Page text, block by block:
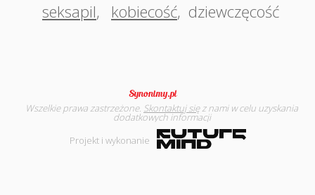
seksapil, kobiecość, dziewczęcość
Wszelkie prawa zastrzeżone. Skontaktuj sięz nami w celu uzyskania
dodatkowych informacji
Projekt i wykonanie